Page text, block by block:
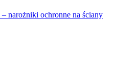
narożniki ochronne na ściany